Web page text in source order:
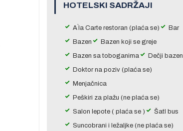
HOTELSKI SADRŽAJI
A`la Carte restoran (plaća se)
Bar
Bazen
Bazen koji se greje
Bazen sa toboganima
Dečji bazen
Doktor na poziv (plaća se)
Menjačnica
Peškiri za plažu (ne plaća se)
Salon lepote ( plaća se )
Šatl bus
Suncobrani i ležaljke (ne plaća se)